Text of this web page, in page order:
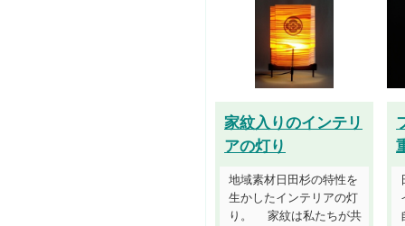
家紋入りのインテリ
アの灯り
地域素材日田杉の特性を
生かしたインテリアの灯
り。 家紋は私たちが共